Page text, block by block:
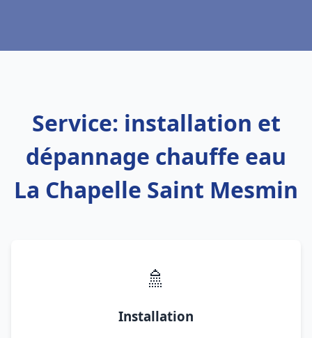
Service: installation et
dépannage chauffe eau
La Chapelle Saint Mesmin
🚿
Installation